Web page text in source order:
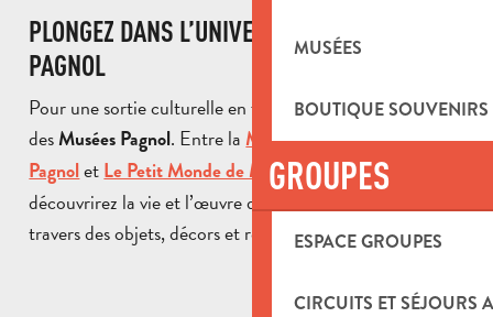
MUSÉES
BOUTIQUE
GROUPES
ESPACE GROUPES
CIRCUITS ET SÉJOURS
PLONGEZ DANS L’UNIVERS DE MARCEL
PAGNOL
Pour une sortie culturelle en famille, poussez les portes
desMusées Pagnol. Entre la Maison natale de Marcel
Pagnolet Le Petit Monde de Marcel Pagnol, vous
découvrirez la vie et l’œuvre de l’écrivain provençal à
travers des objets, décors et reconstitutions immersives.